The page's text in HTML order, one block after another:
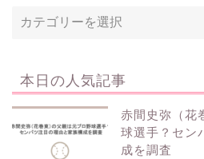
本日の人気記事
赤間史弥（花
球選手？セン
成を調査